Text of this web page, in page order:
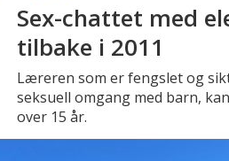
Sex-chattet med
tilbake i 2011
Læreren som er fengslet og
seksuell omgang med barn,
over 15 år.